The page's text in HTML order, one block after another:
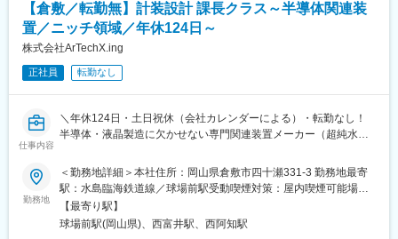
【倉敷／転勤無】計装設計 課長クラス～半導体関連装
置／ニッチ領域／年休124日～
株式会社ArTechX.ing
正社員 転勤なし
仕事内容
＼年休124日・土日祝休（会社カレンダーによる）・転勤なし！
半導体・液晶製造に欠かせない専門関連装置メーカー（超純水製
■採用背景：
現在他部署と兼任している計装設計課長に代わる管理職、または
管理職候補としての素養をお持ちの方を募集します。
現在設計範囲が拡大しており、受注への対応・技術承継問題・現
勤務地
＜勤務地詳細＞本社住所：岡山県倉敷市四十瀬331-3 勤務地最寄
駅：水島臨海鉄道線／球場前駅受動喫煙対策：屋内喫煙可能場所
あり変更の範囲：無
【最寄り駅】
球場前駅(岡山県)、西富井駅、西阿知駅